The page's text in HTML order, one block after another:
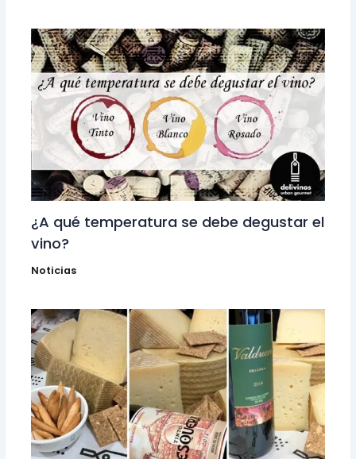
¿A qué temperatura se debe degustar el
vino?
Noticias